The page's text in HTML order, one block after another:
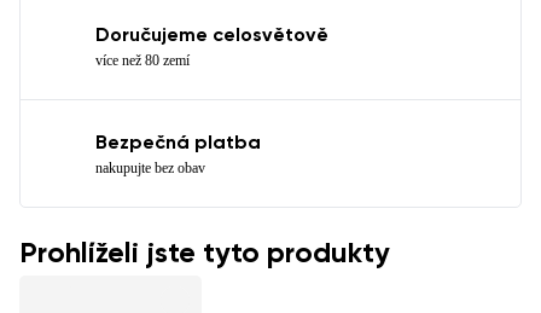
Doručujeme celosvětově
více než 80 zemí
Bezpečná platba
nakupujte bez obav
Prohlíželi jste tyto produkty